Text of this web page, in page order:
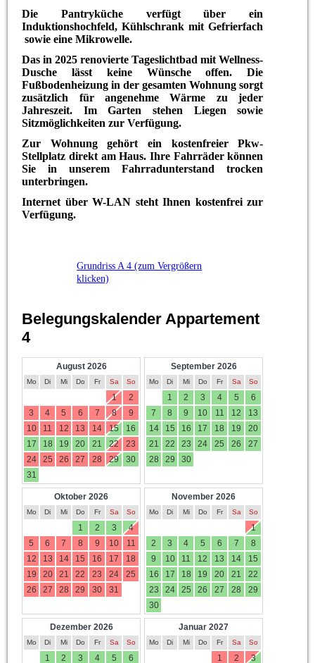
Die Pantryküche verfügt über ein
Induktionshochfeld, Kühlschrank mit Gefrierfach
sowie eine Mikrowelle.
Das in 2025 renovierte Tageslichtbad mit Wellness-
Dusche lässt keine Wünsche offen. Die
Fußbodenheizung in der gesamten Wohnung sorgt
zusätzlich für angenehme Wärme zu jeder
Jahreszeit. Im Garten stehen Liegen sowie
Sitzmöglichkeiten zur Verfügung.
Zur Wohnung gehört ein kostenfreier Pkw-
Stellplatz direkt am Haus. Ihre Fahrräder können
Sie in unserem Fahrradunterstand trocken
unterbringen.
Internet über W-LAN steht Ihnen kostenfrei zur
Verfügung.
Grundriss A 4 (zum Vergrößern
klicken)